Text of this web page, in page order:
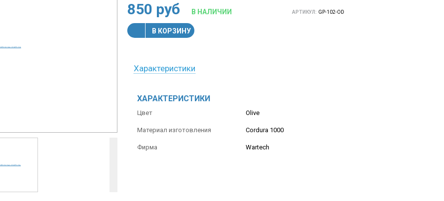
850 руб В НАЛИЧИИ АРТИКУЛ: GP-102-OD
В КОРЗИНУ
Характеристики
ХАРАКТЕРИСТИКИ
Цвет Olive
Материал изготовления Cordura 1000
Фирма Wartech